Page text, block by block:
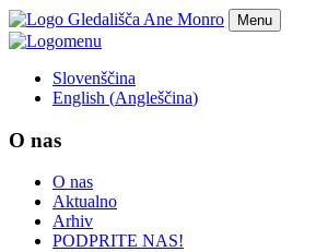
Menu
menu
Slovenščina
English (Angleščina)
O nas
O nas
Aktualno
Arhiv
PODPRITE NAS!